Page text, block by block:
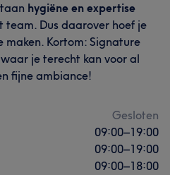
hygiëne en expertise
team. Dus daarover hoef je
maken. Kortom: Signature
je terecht kan voor al
fijne ambiance!
Gesloten
09:00–19:00
09:00–19:00
09:00–18:00